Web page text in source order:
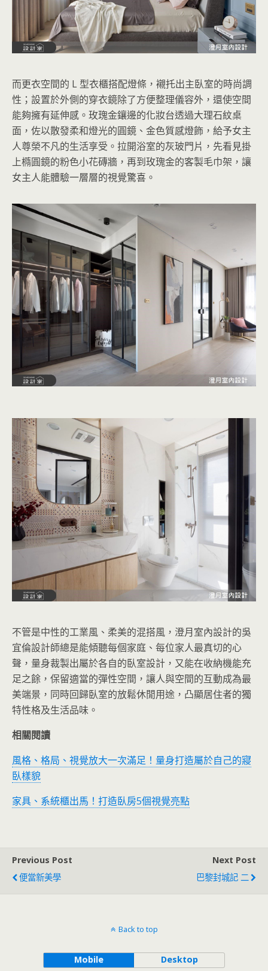
而更衣空間的 L 型衣櫃搭配燈條，襯托出主臥室的時尚調
性；設置於外側的穿衣鏡除了方便整理儀容外，還使空間
能夠擁有延伸感。玫瑰金鑲邊的化妝台透過大理石紋桌
面，佐以散發柔和燈光的圓鏡、金色質感燈飾，給予女主
人尊榮不凡的生活享受。拉開浴室的灰玻門片，先看見掛
上橢圓鏡的粉色小花磚牆，再到玫瑰金的客製毛巾架，讓
女主人能體驗一層層的視覺驚喜。
不管是中性的工業風、柔美的混搭風，澄月室內設計的吳
宜倫設計師總是能傾聽每個家庭、每位家人最真切的心
聲，量身裁製出屬於各自的臥室設計，又能在收納機能充
足之餘，保留適當的彈性空間，讓人與空間的互動成為最
美端景，同時回歸臥室的放鬆休閒用途，凸顯居住者的獨
特性格及生活品味。
相關閱讀
風格、格局、視覺放大一次滿足！量身打造屬於自己的寢
臥樣貌
家具、系統櫃出馬！打造臥房5個視覺亮點
Previous Post
便當新美學
Next Post
巴黎封城記 二
Back to top
Mobile Desktop